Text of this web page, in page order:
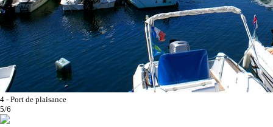
4 - Port de plaisance
5/6